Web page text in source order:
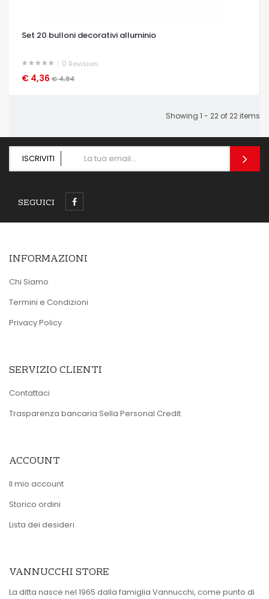
Set 20 bulloni decorativi alluminio
0 Revisioni
€ 4,36 € 4,84
OCCHIATA VELOCE
Showing 1 - 22 of 22 items
ISCRIVITI
SEGUICI
INFORMAZIONI
Chi Siamo
Termini e Condizioni
Privacy Policy
SERVIZIO CLIENTI
Contattaci
Trasparenza bancaria Sella Personal Credit
ACCOUNT
Il mio account
Storico ordini
Lista dei desideri
VANNUCCHI STORE
La ditta nasce nel 1965 dalla famiglia Vannucchi, come punto di